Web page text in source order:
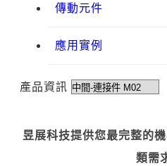
傳動元件
應用實例
產品資訊
昱展科技提供您最完整的
類需